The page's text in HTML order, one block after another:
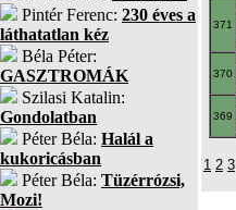
Pintér Ferenc: 230 éves a
láthatatlan kéz
Béla Péter:
GASZTROMÁK
Szilasi Katalin:
Gondolatban
Péter Béla: Halál a
kukoricásban
Péter Béla: Tüzérrózsi,
Mozi!
371
370
369
1 2 3